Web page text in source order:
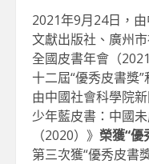
2021年9月24日，
文獻出版社、廣州
全國皮書年會（
十二屆“優秀皮書獎”
由中國社會科學院
少年藍皮書：中國
（2020）》 榮獲“優
第三次獲“優秀皮書